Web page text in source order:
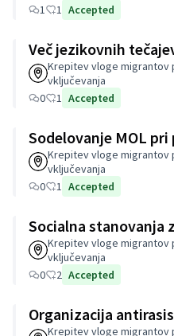
1
1 Accepted
Več jezikovnih
Krepitev vloge migrantov
vključevanja
0
1 Accepted
Sodelovanje MOL
Krepitev vloge migrantov
vključevanja
0
1 Accepted
Socialna stanovanja
Krepitev vloge migrantov
vključevanja
0
2 Accepted
Organizacija
Krepitev vloge migrantov